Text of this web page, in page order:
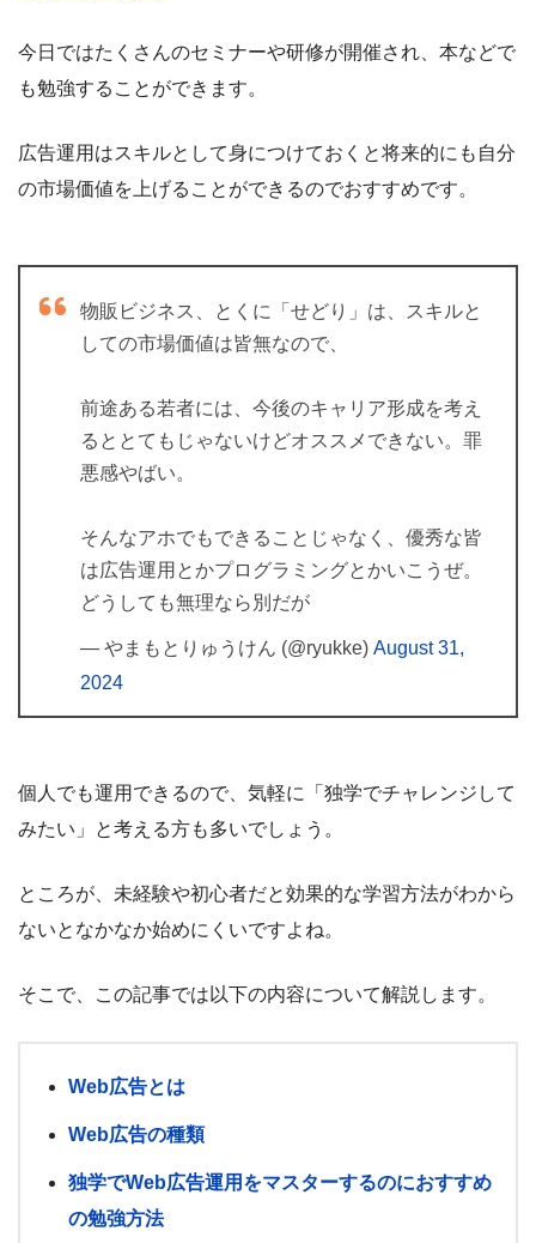
今日ではたくさんのセミナーや研修が開催され、本などで
も勉強することができます。
広告運用はスキルとして身につけておくと将来的にも自分
の市場価値を上げることができるのでおすすめです。
物販ビジネス、とくに「せどり」は、スキルと
しての市場価値は皆無なので、
前途ある若者には、今後のキャリア形成を考え
るととてもじゃないけどオススメできない。罪
悪感やばい。
そんなアホでもできることじゃなく、優秀な皆
は広告運用とかプログラミングとかいこうぜ。
どうしても無理なら別だが
— やまもとりゅうけん (@ryukke) August 31,
2024
個人でも運用できるので、気軽に「独学でチャレンジして
みたい」と考える方も多いでしょう。
ところが、 未経験や初心者だと効果的な学習方法がわから
ないとなかなか始めにくいですよね。
そこで、この記事では以下の内容について解説します。
Web広告とは
Web広告の種類
独学でWeb広告運用をマスターするのにおすすめ
の勉強方法